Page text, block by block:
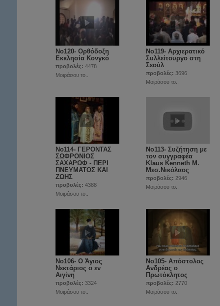
Νο120- Ορθόδοξη
Εκκλησία Κονγκό
προβολές: 4478
Μοιράσου το..
Νο119- Αρχιερατικό
Συλλείτουργο στη
Σεούλ
προβολές: 3696
Μοιράσου το..
No114- ΓΕΡΟΝΤΑΣ
ΣΩΦΡΟΝΙΟΣ
ΣΑΧΑΡΩΦ - ΠΕΡΙ
ΠΝΕΥΜΑΤΟΣ ΚΑΙ
ΖΩΗΣ
προβολές: 4388
Μοιράσου το..
No113- Συζήτηση με
τον συγγραφέα
Klaus Kenneth Μ.
Μεσ.Νικόλαος
προβολές: 2946
Μοιράσου το..
Νο106- Ο Άγιος
Νεκτάριος ο εν
Αιγίνη
προβολές: 3324
Μοιράσου το..
Νο105- Απόστολος
Ανδρέας ο
Πρωτόκλητος
προβολές: 2770
Μοιράσου το..